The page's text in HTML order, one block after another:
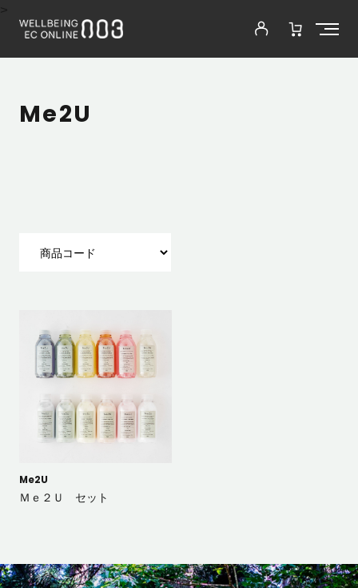
Me2U
Me2U
Ｍｅ２Ｕ セット